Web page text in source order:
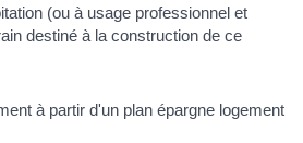
(ou à usage professionnel et
destiné à la construction de ce
à partir d'un plan épargne logement